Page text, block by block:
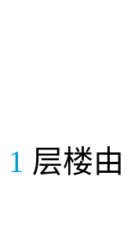
1 层楼由